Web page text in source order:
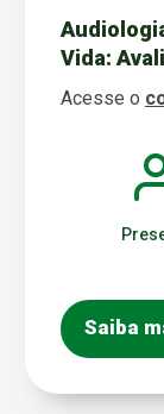
Vida:
Acesse o
Saiba